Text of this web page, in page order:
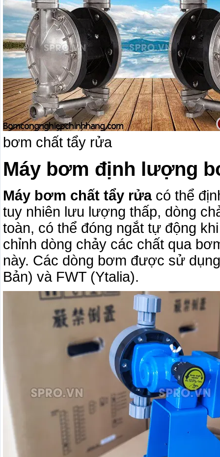
bơm chất tẩy rửa
Máy bơm định lượng
Máy bơm chất tẩy rửacó thể
tuy nhiên lưu lượng thấp, dòng
toàn, có thể đóng ngắt tự động
chỉnh dòng chảy các chất qua
này. Các dòng bơm được sử
Bản) và FWT (Ytalia).